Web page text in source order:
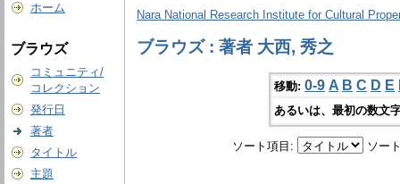
ホーム
ブラウズ
コミュニティ/
コレクション
発行日
著者
タイトル
主題
Nara National Research Institute for Cultural
ブラウズ : 著者 大西, 秀之
移動: 0-9 A B C D E
あるいは、最初の数文
ソート項目: ソー